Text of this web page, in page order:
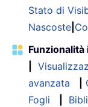
Stato di
Nascoste
Funzionalità
avanzata
Fogli